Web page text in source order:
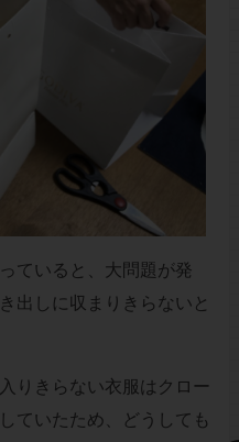
ていると、大問題が発
出しに収まりきらないと
りきらない衣服はクロー
ていたため、どうしても